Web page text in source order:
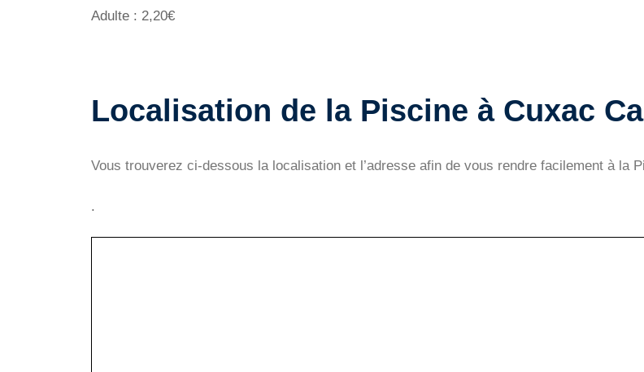
Adulte : 2,20€
Localisation de la Piscine à Cuxac
Vous trouverez ci-dessous la localisation et l’adresse afin de vous rendre facilement à la
.